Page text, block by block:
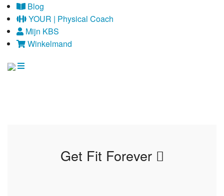
Blog
YOUR | Physical Coach
Mijn KBS
Winkelmand
Get Fit Forever